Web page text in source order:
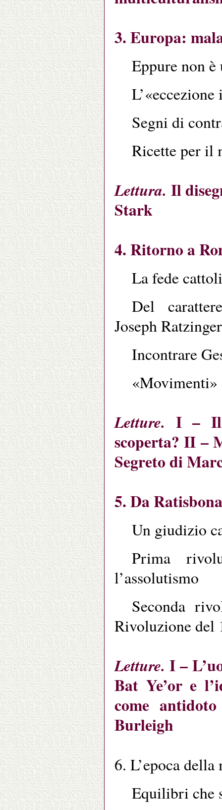
3. Europa:
Eppure non
Segni di
Ricette per il
Lettura. Il
Stark
4. Ritorno a
La fede
Del
Joseph Ratzinger
Incontrare
«Movimenti»
Letture. I – Il
scoperta? II –
Segreto di
5. Da
Un giudizio
Prima
l’assolutismo
Seconda
Rivoluzione del
Letture. I –
Bat Ye’or e
come
Burleigh
6. L’epoca
Equilibri che